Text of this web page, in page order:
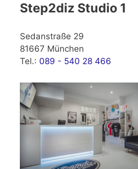
Step2diz Studio 1
Sedanstraße 29
81667 München
Tel.: 089 - 540 28 466